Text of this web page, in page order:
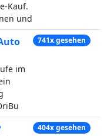
Kauf.
und
im
741x gesehen
404x gesehen